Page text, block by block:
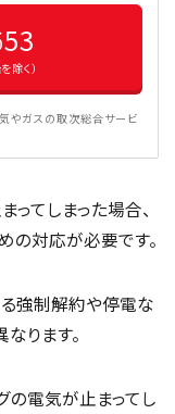
く）
やガスの取次総合サービ
ってしまった場合、
の対応が必要です。
強制解約や停電な
ります。
の電気が止まってし